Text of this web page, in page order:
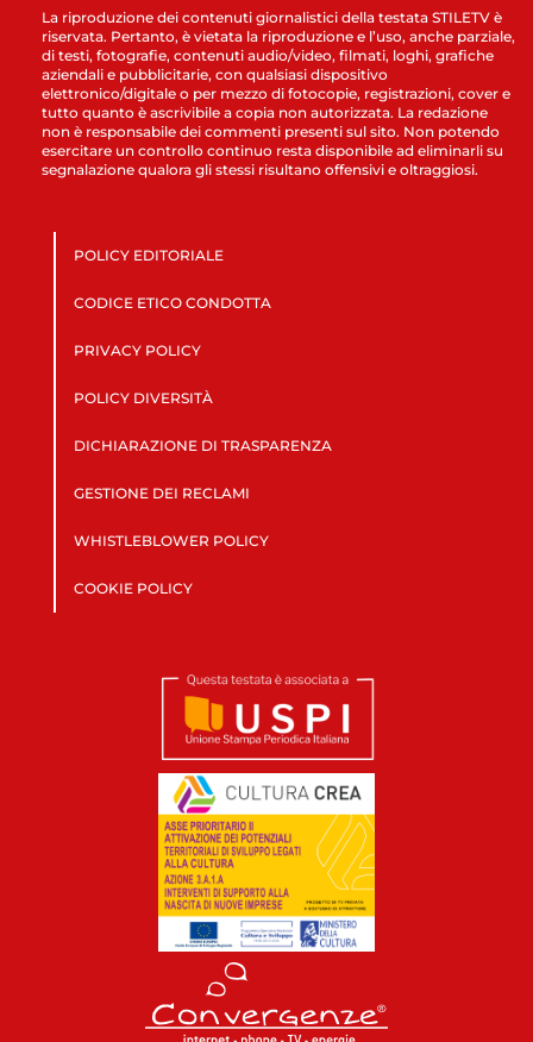
La riproduzione dei contenuti giornalistici della testata STILETV è
riservata. Pertanto, è vietata la riproduzione e l’uso, anche parziale,
di testi, fotografie, contenuti audio/video, filmati, loghi, grafiche
aziendali e pubblicitarie, con qualsiasi dispositivo
elettronico/digitale o per mezzo di fotocopie, registrazioni, cover e
tutto quanto è ascrivibile a copia non autorizzata. La redazione
non è responsabile dei commenti presenti sul sito. Non potendo
esercitare un controllo continuo resta disponibile ad eliminarli su
segnalazione qualora gli stessi risultano offensivi e oltraggiosi.
POLICY EDITORIALE
CODICE ETICO CONDOTTA
PRIVACY POLICY
POLICY DIVERSITÀ
DICHIARAZIONE DI TRASPARENZA
GESTIONE DEI RECLAMI
WHISTLEBLOWER POLICY
COOKIE POLICY